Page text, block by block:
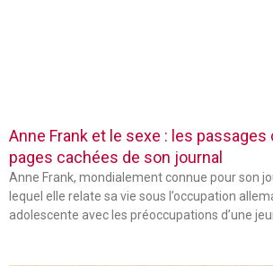
Anne Frank et le sexe : les
pages cachées de son journal
Anne Frank, mondialement connue pour son
lequel elle relate sa vie sous l’occupation
adolescente avec les préoccupations d’une